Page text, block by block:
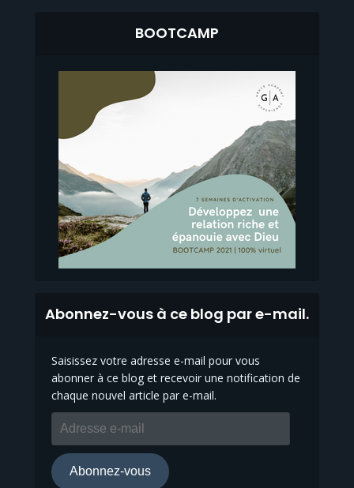
BOOTCAMP
Abonnez-vous à ce blog par e-mail.
Saisissez votre adresse e-mail pour vous
abonner à ce blog et recevoir une notification de
chaque nouvel article par e-mail.
e-
mail
Abonnez-vous